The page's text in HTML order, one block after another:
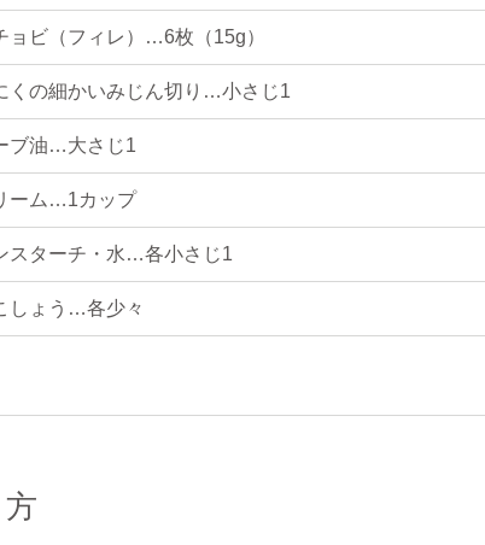
ョビ（フィレ）…6枚（15g）
くの細かいみじん切り…小さじ1
ブ油…大さじ1
ーム…1カップ
スターチ・水…各小さじ1
しょう…各少々